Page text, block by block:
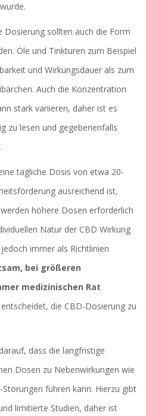
Dosierung sollten auch die Form
Öle und Tinkturen zum Beispiel
und Wirkungsdauer als zum
Auch die Konzentration
stark variieren, daher ist es
zu lesen und gegebenenfalls
tägliche Dosis von etwa 20-
ausreichend ist,
höhere Dosen erforderlich
Natur der CBD Wirkung
immer als Richtlinien
bei größeren
medizinischen Rat
die CBD-Dosierung zu
dass die langfristige
Dosen zu Nebenwirkungen wie
führen kann. Hierzu gibt
limitierte Studien, daher ist